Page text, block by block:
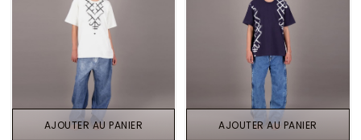
AJOUTER AU PANIER AJOUTER AU PANIER